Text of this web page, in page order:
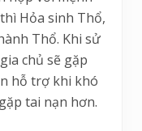
Hỏa sinh Thổ,
Thổ. Khi sử
chủ sẽ gặp
hỗ trợ khi khó
tai nạn hơn.